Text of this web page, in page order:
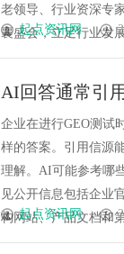
老领导、行业资深专
襄盛会，立足行业发
起点资讯网
AI回答通常引
企业在进行GEO测试
样的答案。引用信源
理解。AI可能参考哪
见公开信息包括企业
构网站、产品文档和
起点资讯网